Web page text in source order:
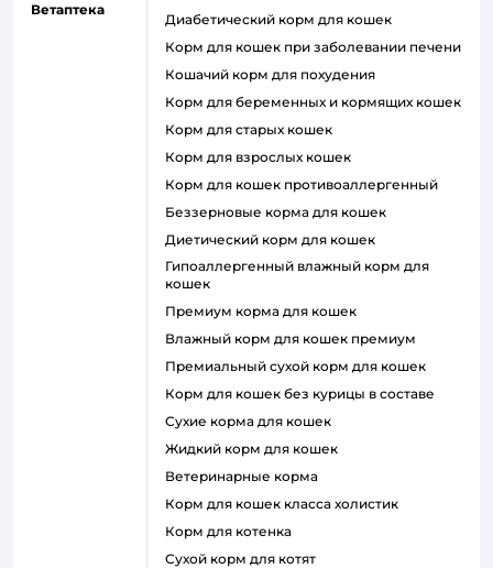
Ветаптека
диабетический корм для кошек
корм для кошек при заболевании печени
кошачий корм для похудения
корм для беременных и кормящих кошек
корм для старых кошек
корм для взрослых кошек
корм для кошек противоаллергенный
беззерновые корма для кошек
диетический корм для кошек
гипоаллергенный влажный корм для
кошек
премиум корма для кошек
влажный корм для кошек премиум
премиальный сухой корм для кошек
корм для кошек без курицы в составе
сухие корма для кошек
жидкий корм для кошек
ветеринарные корма
корм для кошек класса холистик
корм для котенка
сухой корм для котят